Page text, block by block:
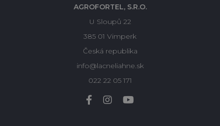
AGROFORTEL, S.R.O.
U Sloupů 22
385 01 Vimperk
Česká republika
info@lacneliahne.sk
022 22 05 171